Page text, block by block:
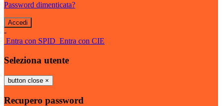
Password dimenticata?
-
Entra con SPID Entra con CIE
Seleziona utente
button close ×
Recupero password